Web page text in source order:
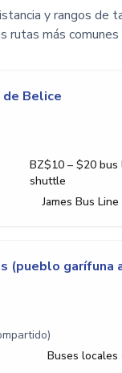
y rangos de
rutas más comunes
de Belice
BZ$10 – $20
shuttle
James Bus
(pueblo garífuna
Buses